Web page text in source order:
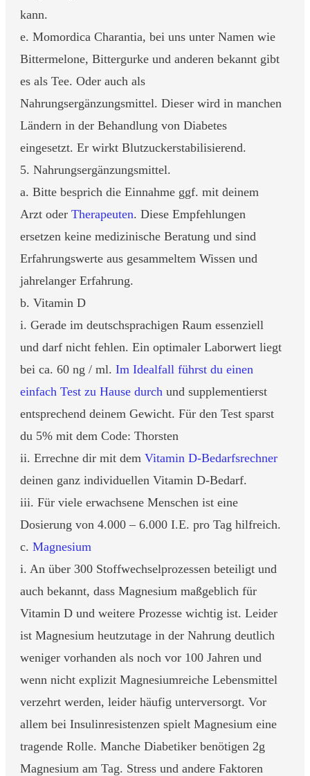
kann.
e. Momordica Charantia, bei uns unter Namen wie
Bittermelone, Bittergurke und anderen bekannt gibt
es als Tee. Oder auch als
Nahrungsergänzungsmittel. Dieser wird in manchen
Ländern in der Behandlung von Diabetes
eingesetzt. Er wirkt Blutzuckerstabilisierend.
5. Nahrungsergänzungsmittel.
a. Bitte besprich die Einnahme ggf. mit deinem
Arzt oder Therapeuten. Diese Empfehlungen
ersetzen keine medizinische Beratung und sind
Erfahrungswerte aus gesammeltem Wissen und
jahrelanger Erfahrung.
b. Vitamin D
i. Gerade im deutschsprachigen Raum essenziell
und darf nicht fehlen. Ein optimaler Laborwert liegt
bei ca. 60 ng / ml. Im Idealfall führst du einen
einfach Test zu Hause durch und supplementierst
entsprechend deinem Gewicht. Für den Test sparst
du 5% mit dem Code: Thorsten
ii. Errechne dir mit dem Vitamin D-Bedarfsrechner
deinen ganz individuellen Vitamin D-Bedarf.
iii. Für viele erwachsene Menschen ist eine
Dosierung von 4.000 – 6.000 I.E. pro Tag hilfreich.
c. Magnesium
i. An über 300 Stoffwechselprozessen beteiligt und
auch bekannt, dass Magnesium maßgeblich für
Vitamin D und weitere Prozesse wichtig ist. Leider
ist Magnesium heutzutage in der Nahrung deutlich
weniger vorhanden als noch vor 100 Jahren und
wenn nicht explizit Magnesiumreiche Lebensmittel
verzehrt werden, leider häufig unterversorgt. Vor
allem bei Insulinresistenzen spielt Magnesium eine
tragende Rolle. Manche Diabetiker benötigen 2g
Magnesium am Tag. Stress und andere Faktoren